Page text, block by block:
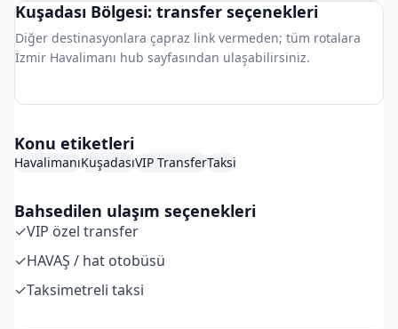
Kuşadası Bölgesi: transfer seçenekleri
Diğer destinasyonlara çapraz link vermeden; tüm rotalara
İzmir Havalimanı hub sayfasından ulaşabilirsiniz.
Konu etiketleri
HavalimanıKuşadasıVIP TransferTaksi
Bahsedilen ulaşım seçenekleri
✓VIP özel transfer
✓HAVAŞ / hat otobüsü
✓Taksimetreli taksi